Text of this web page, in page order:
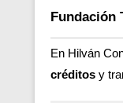
Fundación
En Hilván
créditos y